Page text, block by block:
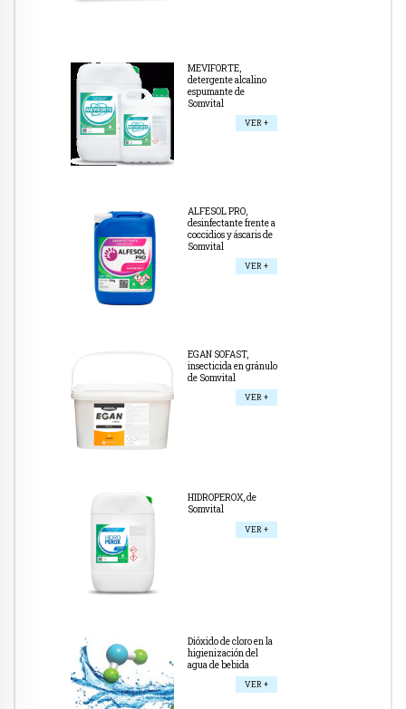
MEVIFORTE,
detergente alcalino
espumante de
Somvital
VER +
ALFESOL PRO,
desinfectante frente a
coccidios y áscaris de
Somvital
VER +
EGAN SOFAST,
insecticida en gránulo
de Somvital
VER +
HIDROPEROX, de
Somvital
VER +
Dióxido de cloro en la
higienización del
agua de bebida
VER +